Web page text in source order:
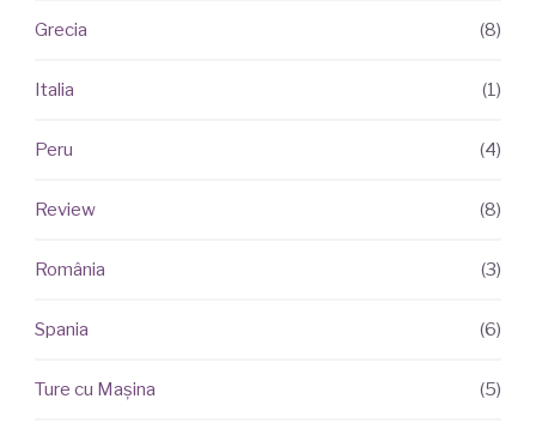
Grecia (8)
Italia (1)
Peru (4)
Review (8)
România (3)
Spania (6)
Ture cu Mașina (5)